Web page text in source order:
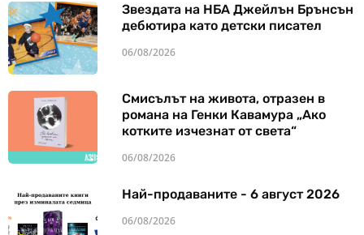
Звездата на НБА Джейлън Брънсън
дебютира като детски писател
06/08/2026
Смисълът на живота, отразен в
романа на Генки Кавамура „Ако
котките изчезнат от света“
06/08/2026
Най-продаваните - 6 август 2026
06/08/2026